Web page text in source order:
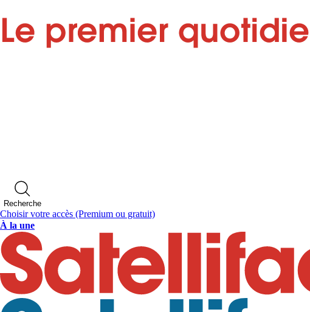
Recherche
Choisir votre accès (Premium ou gratuit)
À la une